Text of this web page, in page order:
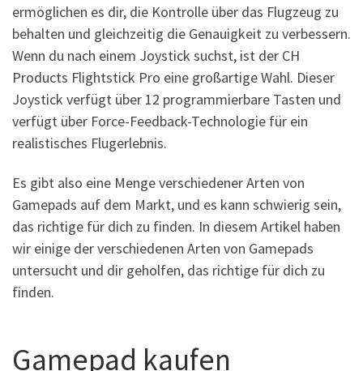
ermöglichen es dir, die Kontrolle über das Flugzeug zu
behalten und gleichzeitig die Genauigkeit zu verbessern.
Wenn du nach einem Joystick suchst, ist der CH
Products Flightstick Pro eine großartige Wahl. Dieser
Joystick verfügt über 12 programmierbare Tasten und
verfügt über Force-Feedback-Technologie für ein
realistisches Flugerlebnis.
Es gibt also eine Menge verschiedener Arten von
Gamepads auf dem Markt, und es kann schwierig sein,
das richtige für dich zu finden. In diesem Artikel haben
wir einige der verschiedenen Arten von Gamepads
untersucht und dir geholfen, das richtige für dich zu
finden.
Gamepad kaufen